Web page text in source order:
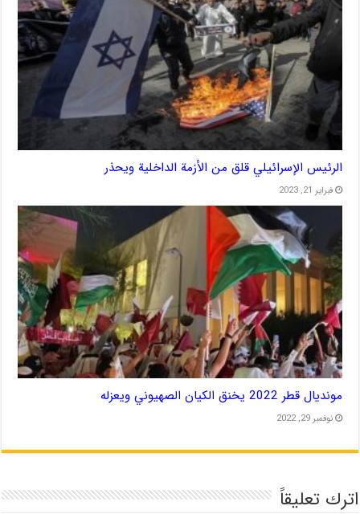
الرئيس الإسرائيلي قلق من الأزمة الداخلية ويحذر
فبراير 21, 2023
مونديال قطر 2022 يخنق الكيان الصهيوني ويعزله
نوفمبر 29, 2022
اترك تعليقاً